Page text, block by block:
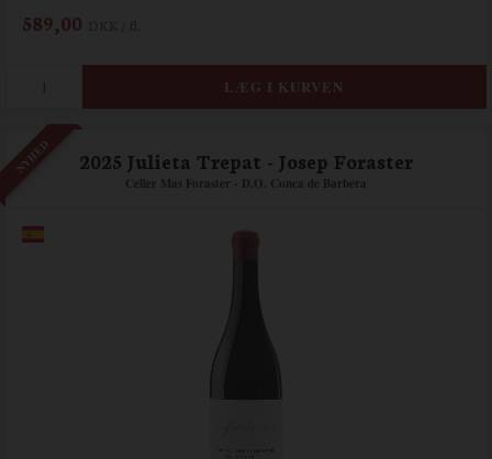
589,00
NYHED 2025 Julieta Trepat - Josep Foraster
Celler Mas Foraster - D.O. Conca de Barbera